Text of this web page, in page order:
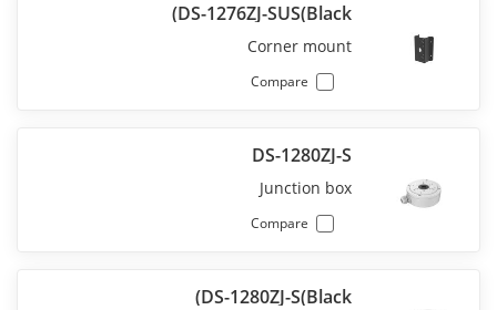
DS-1276ZJ-SUS(Black)
Corner mount
Compare
DS-1280ZJ-S
Junction box
Compare
DS-1280ZJ-S(Black)